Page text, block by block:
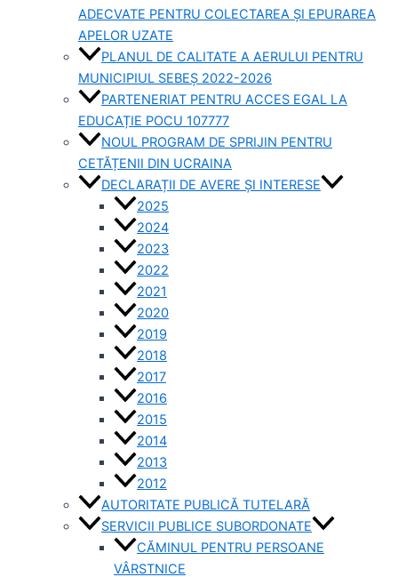
ADECVATE PENTRU COLECTAREA ȘI EPURAREA
APELOR UZATE
PLANUL DE CALITATE A AERULUI PENTRU
MUNICIPIUL SEBEȘ 2022-2026
PARTENERIAT PENTRU ACCES EGAL LA
EDUCAȚIE POCU 107777
NOUL PROGRAM DE SPRIJIN PENTRU
CETĂȚENII DIN UCRAINA
DECLARAȚII DE AVERE ȘI INTERESE
2025
2024
2023
2022
2021
2020
2019
2018
2017
2016
2015
2014
2013
2012
AUTORITATE PUBLICĂ TUTELARĂ
SERVICII PUBLICE SUBORDONATE
CĂMINUL PENTRU PERSOANE
VÂRSTNICE